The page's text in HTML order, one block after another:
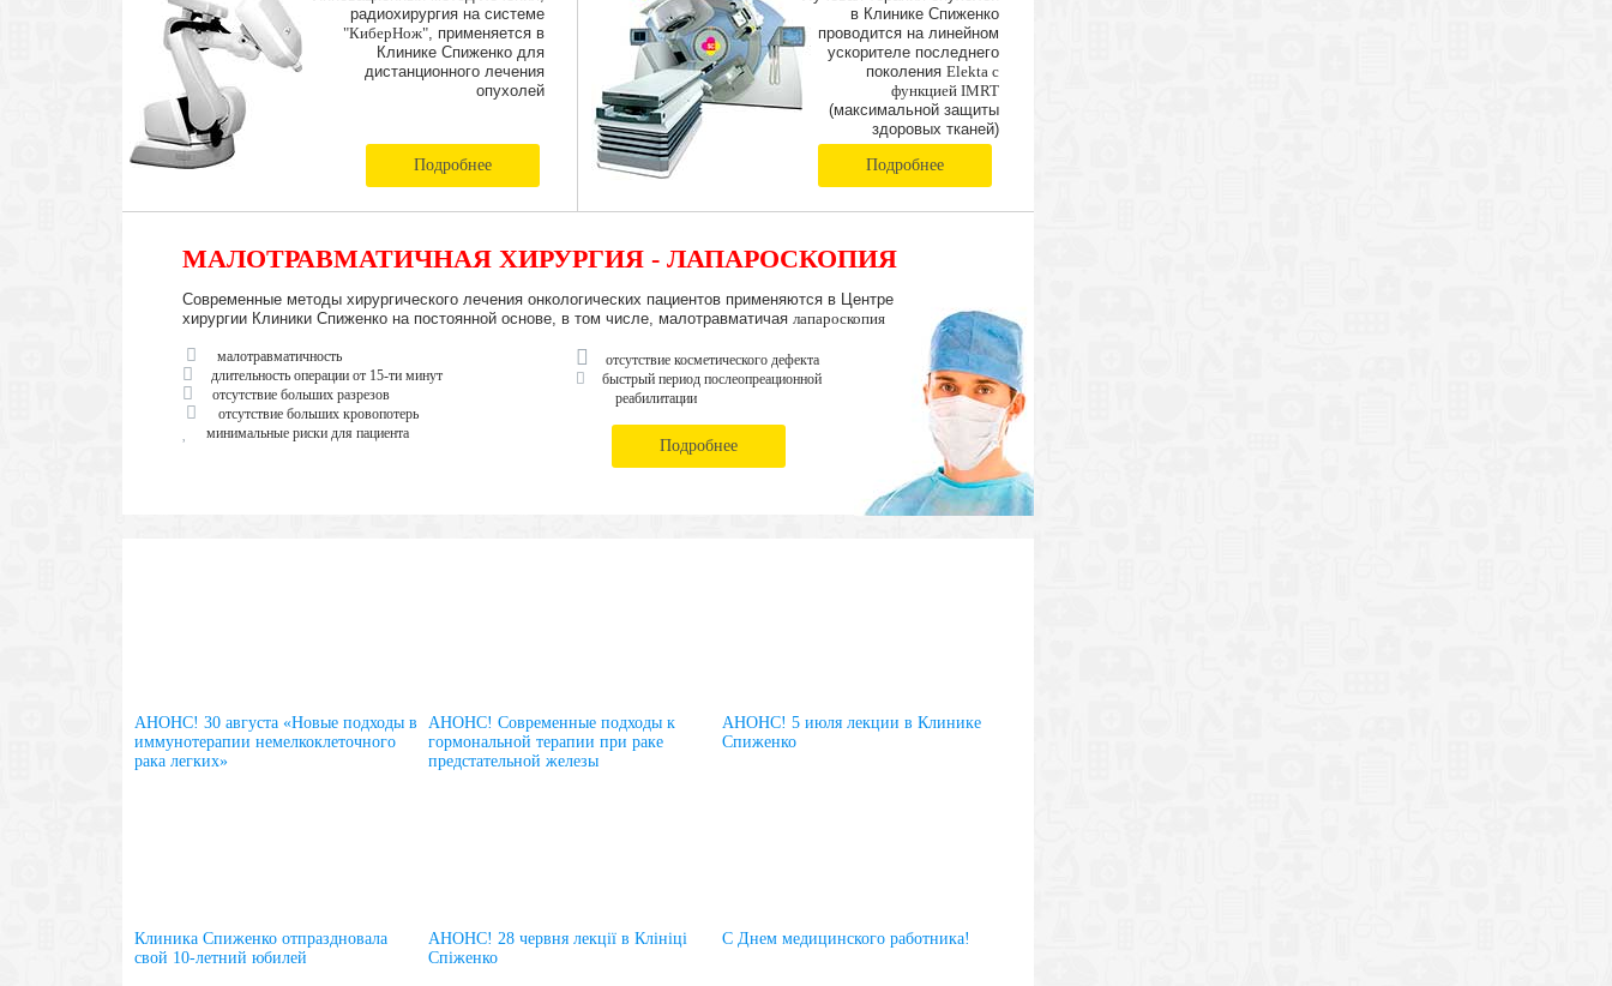
радиохирургия на системе
"КиберНож" , применяется в
Клинике Спиженко для
дистанционного лечения
опухолей
Подробнее
в Клинике Спиженко
проводится на линейном
ускорителе последнего
поколения Elekta с
функцией IMRT
(максимальной защиты
здоровых тканей)
Подробнее
МАЛОТРАВМАТИЧНАЯ ХИРУРГИЯ - ЛАПАРОСКОПИЯ
Современные методы хирургического лечения онкологических пациентов применяются в Центре
хирургии Клиники Спиженко на постоянной основе, в том числе, малотравматичая лапароскопия
малотравматичность
длительность операции от 15-ти минут
отсутствие больших разрезов
отсутствие больших кровопотерь
минимальные риски для пациента
отсутствие косметического дефекта
быстрый период послеопреационной
реабилитации
Подробнее
АНОНС! 30 августа «Новые подходы в
иммунотерапии немелкоклеточного
рака легких»
АНОНС! Современные подходы к
гормональной терапии при раке
предстательной железы
АНОНС! 5 июля лекции в Клинике
Спиженко
Клиника Спиженко отпраздновала
свой 10-летний юбилей
АНОНС! 28 червня лекції в Клініці
Спіженко
С Днем медицинского работника!